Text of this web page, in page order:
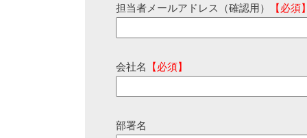
担当者メールアドレス（確認用） 【必須
会社名 【必須】
部署名